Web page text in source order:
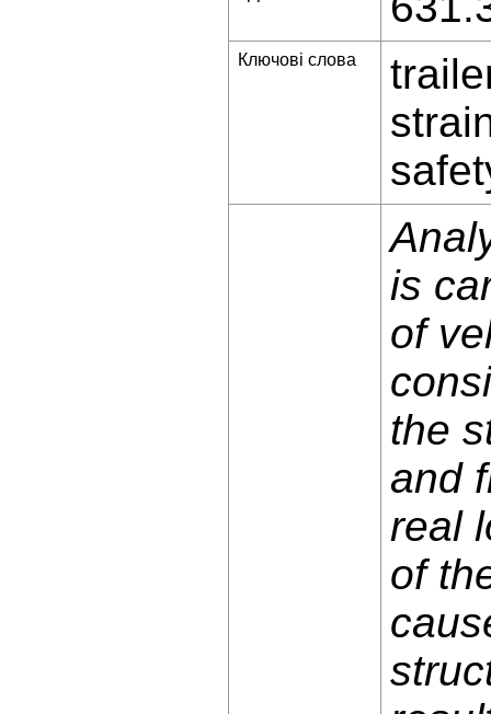
Ключові слова
is
of
the
and
real
of